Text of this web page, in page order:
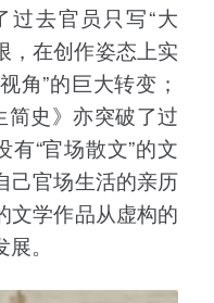
去官员只写“大
，在创作姿态上实
角”的巨大转变；
简史》亦突破了过
有“官场散文”的文
己官场生活的亲历
文学作品从虚构的
。